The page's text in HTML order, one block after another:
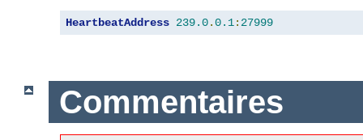
HeartbeatAddress 239.0.0.1: 27999
Commentaires